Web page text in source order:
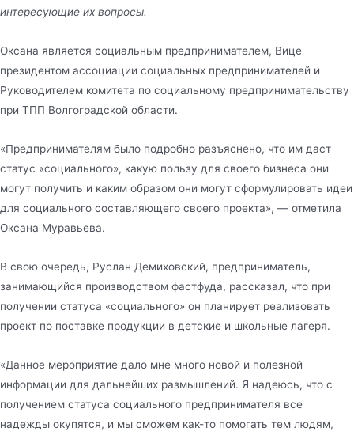
интересующие их вопросы.
Оксана является социальным предпринимателем, Вице
президентом ассоциации социальных предпринимателей и
Руководителем комитета по социальному предпринимательству
при ТПП Волгоградской области.
«Предпринимателям было подробно разъяснено, что им даст
статус «социального», какую пользу для своего бизнеса они
могут получить и каким образом они могут сформулировать идеи
для социального составляющего своего проекта», — отметила
Оксана Муравьева.
В свою очередь, Руслан Демиховский, предприниматель,
занимающийся производством фастфуда, рассказал, что при
получении статуса «социального» он планирует реализовать
проект по поставке продукции в детские и школьные лагеря.
«Данное мероприятие дало мне много новой и полезной
информации для дальнейших размышлений. Я надеюсь, что с
получением статуса социального предпринимателя все
надежды окупятся, и мы сможем как-то помогать тем людям,